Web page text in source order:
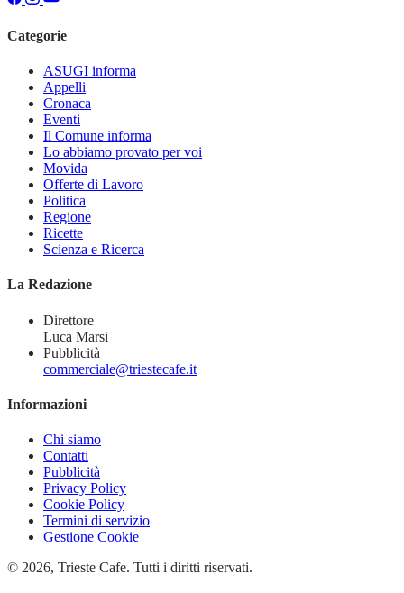
Categorie
ASUGI informa
Appelli
Cronaca
Eventi
Il Comune informa
Lo abbiamo provato per voi
Movida
Offerte di Lavoro
Politica
Regione
Ricette
Scienza e Ricerca
La Redazione
Direttore
Luca Marsi
Pubblicità
commerciale@triestecafe.it
Informazioni
Chi siamo
Contatti
Pubblicità
Privacy Policy
Cookie Policy
Termini di servizio
Gestione Cookie
© 2026, Trieste Cafe. Tutti i diritti riservati.